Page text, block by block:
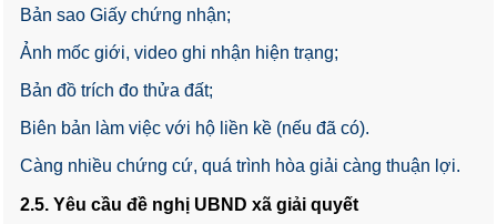
Bản sao Giấy chứng nhận;
Ảnh mốc giới, video ghi nhận hiện trạng;
Bản đồ trích đo thửa đất;
Biên bản làm việc với hộ liền kề (nếu đã có).
Càng nhiều chứng cứ, quá trình hòa giải càng thuận lợi.
2.5. Yêu cầu đề nghị UBND xã giải quyết